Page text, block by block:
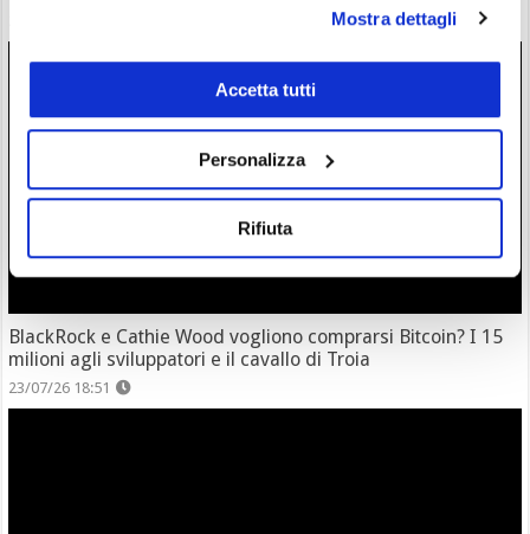
Mostra dettagli
Accetta tutti
Personalizza
Rifiuta
BlackRock e Cathie Wood vogliono comprarsi Bitcoin? I 15
milioni agli sviluppatori e il cavallo di Troia
23/07/26 18:51